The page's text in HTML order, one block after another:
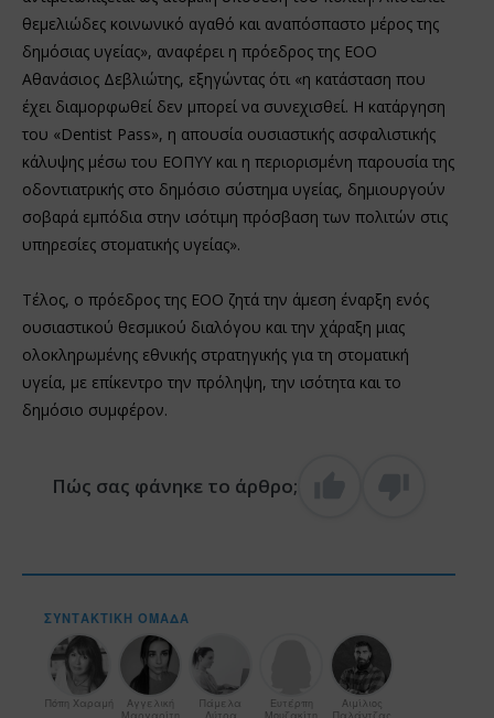
θεμελιώδες κοινωνικό αγαθό και αναπόσπαστο μέρος της
δημόσιας υγείας», αναφέρει η πρόεδρος της ΕΟΟ
Αθανάσιος Δεβλιώτης, εξηγώντας ότι «η κατάσταση που
έχει διαμορφωθεί δεν μπορεί να συνεχισθεί. Η κατάργηση
του «Dentist Pass», η απουσία ουσιαστικής ασφαλιστικής
κάλυψης μέσω του ΕΟΠΥΥ και η περιορισμένη παρουσία της
οδοντιατρικής στο δημόσιο σύστημα υγείας, δημιουργούν
σοβαρά εμπόδια στην ισότιμη πρόσβαση των πολιτών στις
υπηρεσίες στοματικής υγείας».
Τέλος, ο πρόεδρος της ΕΟΟ ζητά την άμεση έναρξη ενός
ουσιαστικού θεσμικού διαλόγου και την χάραξη μιας
ολοκληρωμένης εθνικής στρατηγικής για τη στοματική
υγεία, με επίκεντρο την πρόληψη, την ισότητα και το
δημόσιο συμφέρον.
Πώς σας φάνηκε το άρθρο;
ΣΥΝΤΑΚΤΙΚΉ ΟΜΆΔΑ
Πόπη Χαραμή
Αγγελική
Μαργαρίτη
Πάμελα
Λύτρα
Ευτέρπη
Μουζακίτη
Αιμίλιος
Παλάντζας